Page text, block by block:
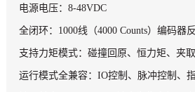
电源电压：8-48VDC
全闭环：1000线（4000 Counts）编码器
支持力矩模式：碰撞回原、恒力矩、夹
运行模式全兼容：IO控制、脉冲控制、